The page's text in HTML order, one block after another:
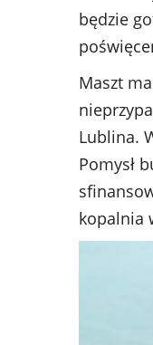
będzie
Maszt
Lublina.
Pomysł
kopalnia